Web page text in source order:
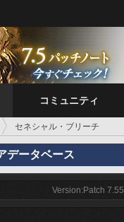
コミュニティ
セネシャル・ブリーチ
データベース
Version:Patch 7.55